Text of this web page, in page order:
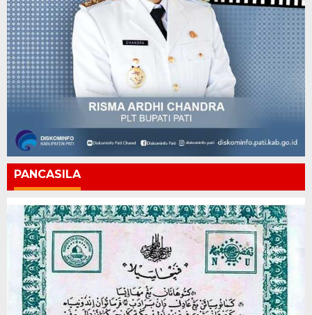
PANCASILA